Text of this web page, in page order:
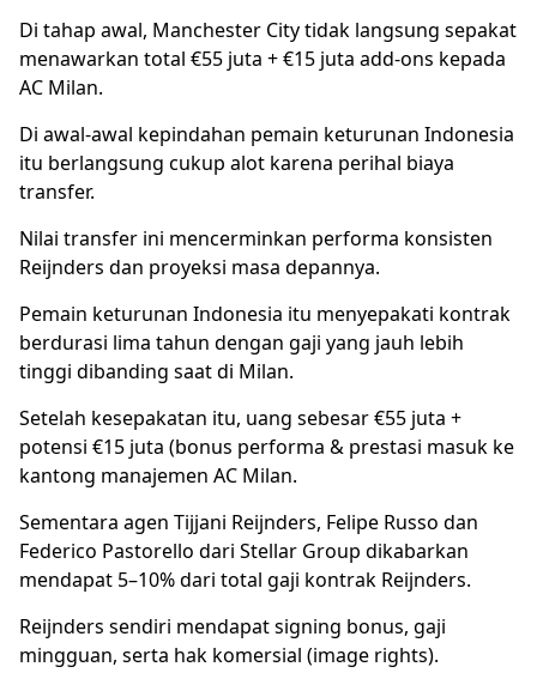
Di tahap awal, Manchester City tidak langsung sepakat
menawarkan total €55 juta + €15 juta add-ons kepada
AC Milan.
Di awal-awal kepindahan pemain keturunan Indonesia
itu berlangsung cukup alot karena perihal biaya
transfer.
Nilai transfer ini mencerminkan performa konsisten
Reijnders dan proyeksi masa depannya.
Pemain keturunan Indonesia itu menyepakati kontrak
berdurasi lima tahun dengan gaji yang jauh lebih
tinggi dibanding saat di Milan.
Setelah kesepakatan itu, uang sebesar €55 juta +
potensi €15 juta (bonus performa & prestasi masuk ke
kantong manajemen AC Milan.
Sementara agen Tijjani Reijnders, Felipe Russo dan
Federico Pastorello dari Stellar Group dikabarkan
mendapat 5–10% dari total gaji kontrak Reijnders.
Reijnders sendiri mendapat signing bonus, gaji
mingguan, serta hak komersial (image rights).